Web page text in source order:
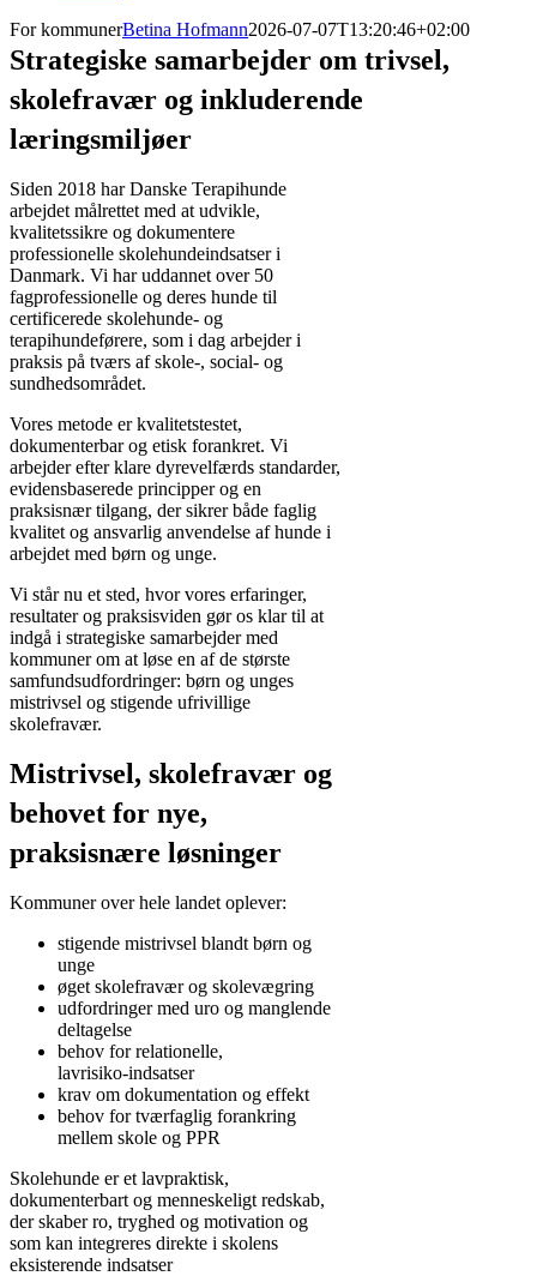
For kommunerBetina Hofmann2026-07-07T13:20:46+02:00
Strategiske samarbejder om trivsel,
skolefravær og inkluderende
læringsmiljøer
Siden 2018 har Danske Terapihunde
arbejdet målrettet med at udvikle,
kvalitetssikre og dokumentere
professionelle skolehundeindsatser i
Danmark. Vi har uddannet over 50
fagprofessionelle og deres hunde til
certificerede skolehunde- og
terapihundeførere, som i dag arbejder i
praksis på tværs af skole-, social- og
sundhedsområdet.
Vores metode er kvalitetstestet,
dokumenterbar og etisk forankret. Vi
arbejder efter klare dyrevelfærds standarder,
evidensbaserede principper og en
praksisnær tilgang, der sikrer både faglig
kvalitet og ansvarlig anvendelse af hunde i
arbejdet med børn og unge.
Vi står nu et sted, hvor vores erfaringer,
resultater og praksisviden gør os klar til at
indgå i strategiske samarbejder med
kommuner om at løse en af de største
samfundsudfordringer: børn og unges
mistrivsel og stigende ufrivillige
skolefravær.
Mistrivsel, skolefravær og
behovet for nye,
praksisnære løsninger
Kommuner over hele landet oplever:
stigende mistrivsel blandt børn og
unge
øget skolefravær og skolevægring
udfordringer med uro og manglende
deltagelse
behov for relationelle,
lavrisiko‑indsatser
krav om dokumentation og effekt
behov for tværfaglig forankring
mellem skole og PPR
Skolehunde er et lavpraktisk,
dokumenterbart og menneskeligt redskab,
der skaber ro, tryghed og motivation og
som kan integreres direkte i skolens
eksisterende indsatser